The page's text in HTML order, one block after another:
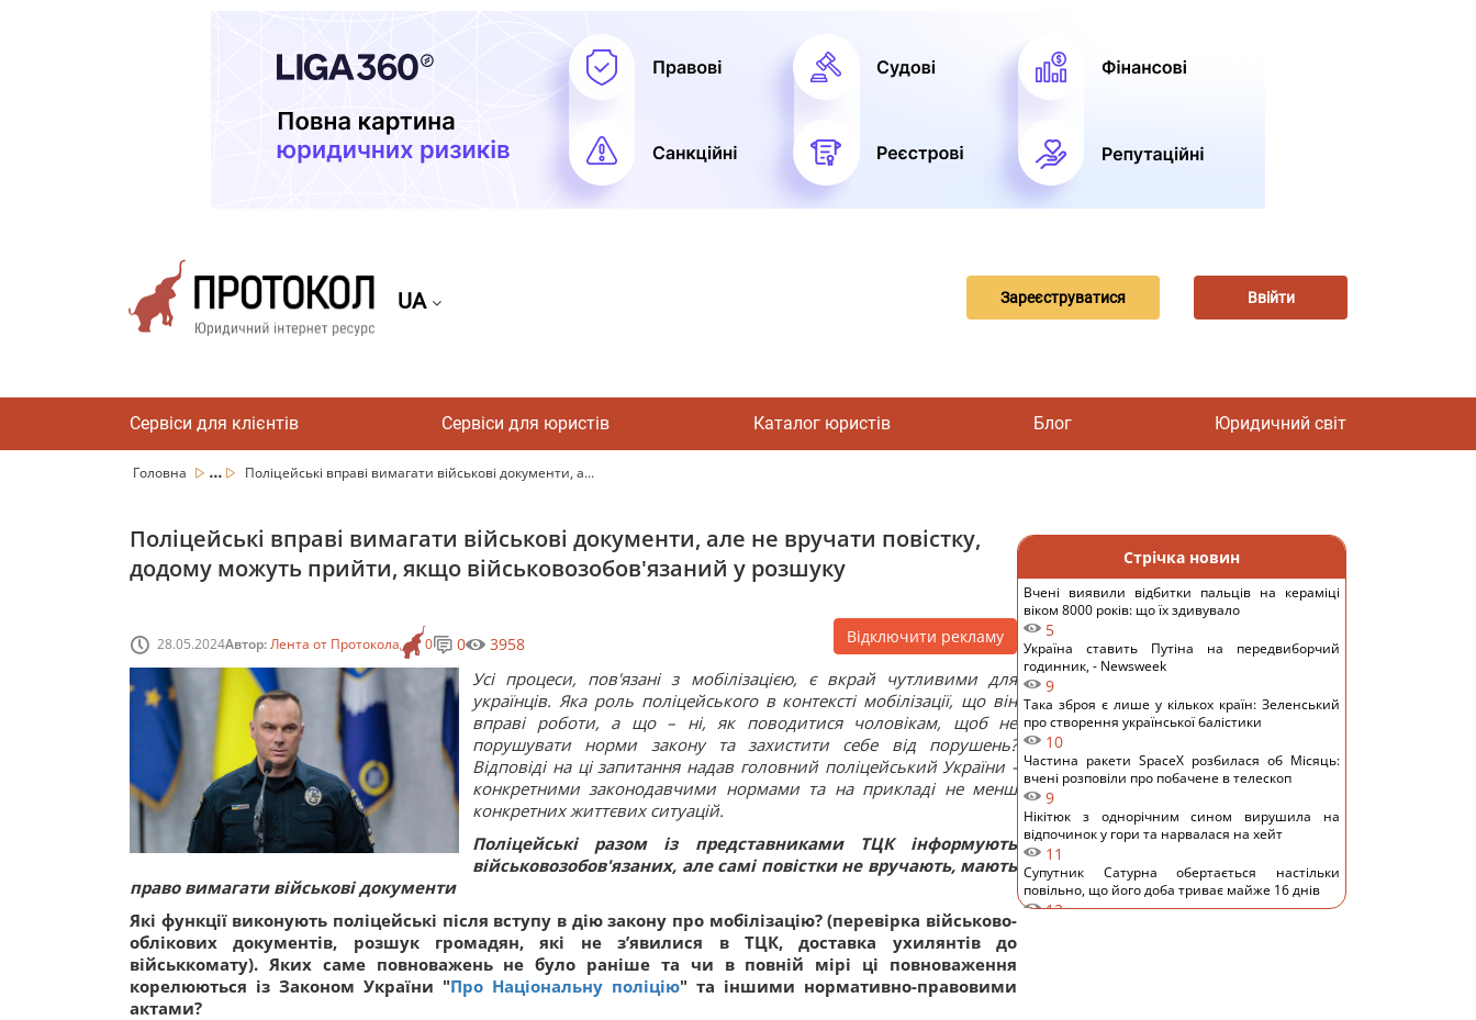
UA Зареєструватися Ввійти
Сервіси для клієнтів Сервіси для юристів Каталог юристів Блог Юридичний світ
Головна ... Поліцейські вправі вимагати військові документи, а...
Поліцейські вправі вимагати військові документи, але не вручати повістку,
додому можуть прийти, якщо військовозобов'язаний у розшуку
28.05.2024Автор:Лента от Протокола 0 0 3958 Відключити рекламу
Усі процеси, пов'язані з мобілізацією, є вкрай чутливими для
українців. Яка роль поліцейського в контексті мобілізації, що він
вправі роботи, а що – ні, як поводитися чоловікам, щоб не
порушувати норми закону та захистити себе від порушень?
Відповіді на ці запитання надав головний поліцейський України -
конкретними законодавчими нормами та на прикладі не менш
конкретних життєвих ситуацій.
Поліцейські разом із представниками ТЦК інформують
військовозобов'язаних, але самі повістки не вручають, мають
право вимагати військові документи
Які функції виконують поліцейські після вступу в дію закону про мобілізацію? (перевірка військово-
облікових документів, розшук громадян, які не з’явилися в ТЦК, доставка ухилянтів до
військкомату). Яких саме повноважень не було раніше та чи в повній мірі ці повноваження
корелюються із Законом України "Про Національну поліцію" та іншими нормативно-правовими
актами?
Стрічка новин
Вчені виявили відбитки пальців на кераміці
віком 8000 років: що їх здивувало
5
Україна ставить Путіна на передвиборчий
годинник, - Newsweek
9
Така зброя є лише у кількох країн: Зеленський
про створення української балістики
10
Частина ракети SpaceX розбилася об Місяць:
вчені розповіли про побачене в телескоп
9
Нікітюк з однорічним сином вирушила на
відпочинок у гори та нарвалася на хейт
11
Супутник Сатурна обертається настільки
повільно, що його доба триває майже 16 днів
12